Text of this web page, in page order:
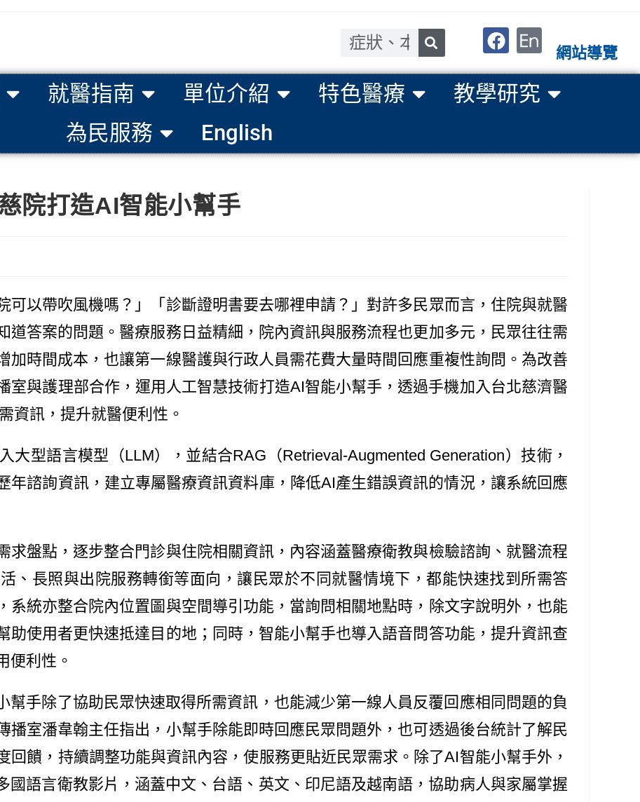
網站導覽
就醫指南 單位介紹 特色醫療
教學研究
為民服務
English
院打造AI智能小幫手
以帶吹風機嗎？」「診斷證明書要去哪裡申請？」對許多民眾而言，住院與就醫
道答案的問題。醫療服務日益精細，院內資訊與服務流程也更加多元，民眾往往需
加時間成本，也讓第一線醫護與行政人員需花費大量時間回應重複性詢問。為改善
室與護理部合作，運用人工智慧技術打造AI智能小幫手，透過手機加入台北慈濟醫
資訊，提升就醫便利性。
型語言模型（LLM），並結合RAG（Retrieval-Augmented Generation）技術，
年諮詢資訊，建立專屬醫療資訊資料庫，降低AI產生錯誤資訊的情況，讓系統回應
盤點，逐步整合門診與住院相關資訊，內容涵蓋醫療衛教與檢驗諮詢、就醫流程
、長照與出院服務轉銜等面向，讓民眾於不同就醫情境下，都能快速找到所需答
系統亦整合院內位置圖與空間導引功能，當詢問相關地點時，除文字說明外，也能
助使用者更快速抵達目的地；同時，智能小幫手也導入語音問答功能，提升資訊查
便利性。
手除了協助民眾快速取得所需資訊，也能減少第一線人員反覆回應相同問題的負
播室潘韋翰主任指出，小幫手除能即時回應民眾問題外，也可透過後台統計了解民
回饋，持續調整功能與資訊內容，使服務更貼近民眾需求。除了AI智能小幫手外，
國語言衛教影片，涵蓋中文、台語、英文、印尼語及越南語，協助病人與家屬掌握